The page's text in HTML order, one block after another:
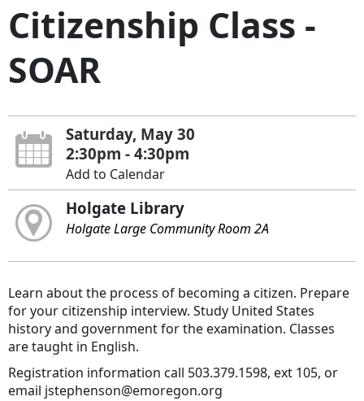
Citizenship Class -
SOAR
Saturday, May 30
2:30pm - 4:30pm
Add to Calendar
Holgate Library
Holgate Large Community Room 2A
Learn about the process of becoming a citizen. Prepare
for your citizenship interview. Study United States
history and government for the examination. Classes
are taught in English.
Registration information call 503.379.1598, ext 105, or
email jstephenson@emoregon.org